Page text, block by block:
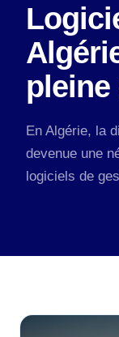
En Algérie, la
devenue une
logiciels de